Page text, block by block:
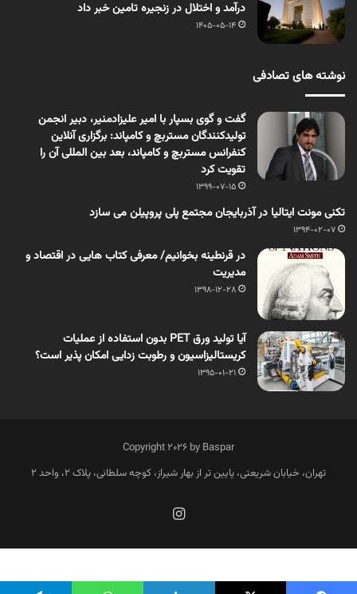
درآمد و اختلال در زنجیره تامین خبر داد
1405-05-14
نوشته های تصادفی
گفت و گوی بسپار با امیر علیزادمنیر، دبیر انجمن
تولیدکنندگان مستربچ و کامپاند: برگزاری آنلاین
کنفرانس مستربچ و کامپاند، بعد بین المللی آن را
تقویت کرد
1399-07-15
تکنی مونت ایتالیا در آذربایجان مجتمع پلی پروپیلن می سازد
1394-02-07
در قرنطینه بخوانیم/ معرفی کتاب هایی در اقتصاد و
مدیریت
1398-12-28
آیا تولید ورق PET بدون استفاده از عملیات
کریستالیزاسیون و رطوبت زدایی امکان پذیر است؟
1395-01-21
Copyright 2026 by Baspar
تهران، خیابان شریعتی، پایین تر از بهار شیراز، کوچه سلطانی، پلاک 2، واحد 2